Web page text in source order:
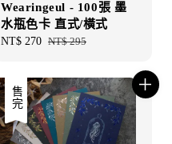
Wearingeul - 100張 墨
水瓶色卡 直式/橫式
Sale
NT$ 270 Regular
NT$ 295
售完